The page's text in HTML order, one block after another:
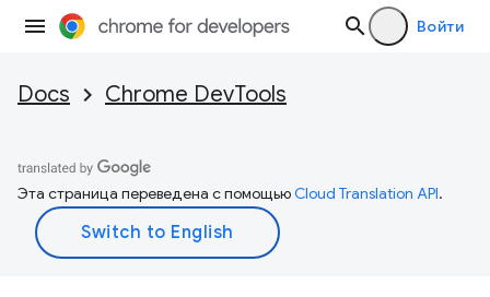
Войти
Docs Chrome DevTools
Эта страница переведена с помощьюCloud Translation API.